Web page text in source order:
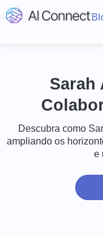
Sarah
Descubra como
ampliando os
e